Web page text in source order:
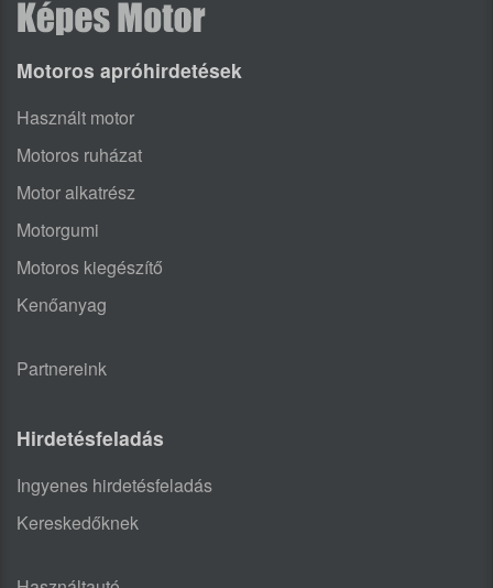
Motoros apróhirdetések
Használt motor
Motoros ruházat
Motor alkatrész
Motorgumi
Motoros kiegészítő
Kenőanyag
Partnereink
Hirdetésfeladás
Ingyenes hirdetésfeladás
Kereskedőknek